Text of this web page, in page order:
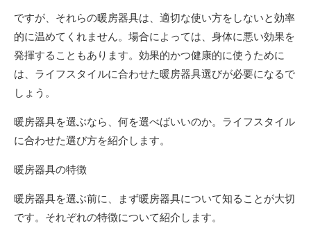
ですが、それらの暖房器具は、適切な使い方をしないと効率
的に温めてくれません。場合によっては、身体に悪い効果を
発揮することもあります。効果的かつ健康的に使うために
は、ライフスタイルに合わせた暖房器具選びが必要になるで
しょう。
暖房器具を選ぶなら、何を選べばいいのか。ライフスタイル
に合わせた選び方を紹介します。
暖房器具の特徴
暖房器具を選ぶ前に、まず暖房器具について知ることが大切
です。それぞれの特徴について紹介します。